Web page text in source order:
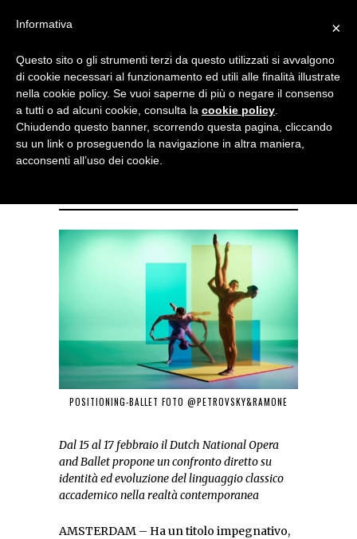
NOTIZIE DI DANZA IN ITALIA E ALL’ESTERO, PER DANZATORI,
conferenza su “Positioning
ballet” il mondo del balletto è
POSITIONING-BALLET FOTO @PETROVSKY&RAMONE
Dal 15 al 17 febbraio il Dutch National Opera
and Ballet propone un confronto diretto su
identità ed evoluzione del linguaggio classico
accademico nella realtà contemporanea
AMSTERDAM – Ha un titolo impegnativo,
×
Informativa
Questo sito o gli strumenti terzi da questo utilizzati si avvalgono
di cookie necessari al funzionamento ed utili alle finalità illustrate
nella cookie policy. Se vuoi saperne di più o negare il consenso
a tutti o ad alcuni cookie, consulta la cookie policy
Chiudendo questo banner, scorrendo questa pagina, cliccando
su un link o proseguendo la navigazione in altra maniera,
acconsenti all’uso dei cookie.